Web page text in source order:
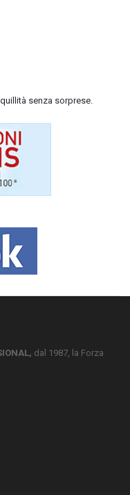
senza sorprese.
dal 1987, la Forza